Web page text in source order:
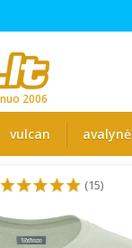
2006
vulcan avalynė
(15)